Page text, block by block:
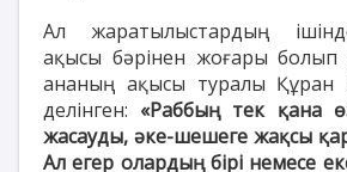
Ал жаратылыстардың
ақысы бәрінен жоғары болып
ананың ақысы туралы Құран
делінген: «Раббың тек қана
жасауды, әке-шешеге жақсы
Ал егер олардың бірі немесе